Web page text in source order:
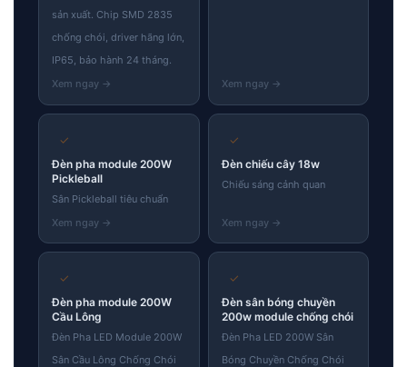
sản xuất. Chip SMD 2835
chống chói, driver hãng lớn,
IP65, bảo hành 24 tháng.
✓
Đèn pha module 200W
Pickleball
Sân Pickleball tiêu chuẩn
✓
Đèn chiếu cây 18w
Chiếu sáng cảnh quan
✓
Đèn pha module 200W
Cầu Lông
Đèn Pha LED Module 200W
Sân Cầu Lông Chống Chói
✓
Đèn sân bóng chuyền
200w module chống chói
Đèn Pha LED 200W Sân
Bóng Chuyền Chống Chói